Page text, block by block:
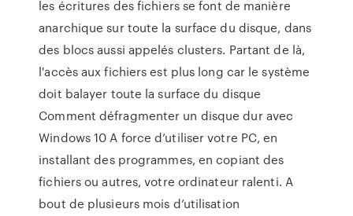
les écritures des fichiers se font de manière
anarchique sur toute la surface du disque, dans
des blocs aussi appelés clusters. Partant de là,
l'accès aux fichiers est plus long car le système
doit balayer toute la surface du disque
Comment défragmenter un disque dur avec
Windows 10 A force d’utiliser votre PC, en
installant des programmes, en copiant des
fichiers ou autres, votre ordinateur ralenti. A
bout de plusieurs mois d’utilisation